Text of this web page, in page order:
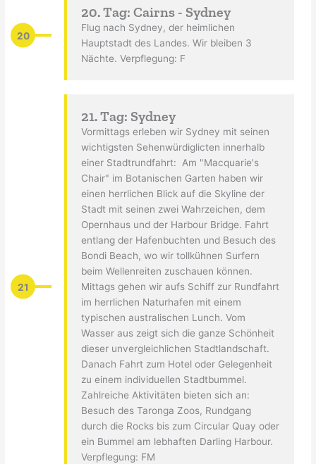
20
20. Tag: Cairns - Sydney
Flug nach Sydney, der heimlichen
Hauptstadt des Landes. Wir bleiben 3
Nächte. Verpflegung: F
21
21. Tag: Sydney
Vormittags erleben wir Sydney mit seinen
wichtigsten Sehenwürdiglicten innerhalb
einer Stadtrundfahrt: Am "Macquarie's
Chair" im Botanischen Garten haben wir
einen herrlichen Blick auf die Skyline der
Stadt mit seinen zwei Wahrzeichen, dem
Opernhaus und der Harbour Bridge. Fahrt
entlang der Hafenbuchten und Besuch des
Bondi Beach, wo wir tollkühnen Surfern
beim Wellenreiten zuschauen können.
Mittags gehen wir aufs Schiff zur Rundfahrt
im herrlichen Naturhafen mit einem
typischen australischen Lunch. Vom
Wasser aus zeigt sich die ganze Schönheit
dieser unvergleichlichen Stadtlandschaft.
Danach Fahrt zum Hotel oder Gelegenheit
zu einem individuellen Stadtbummel.
Zahlreiche Aktivitäten bieten sich an:
Besuch des Taronga Zoos, Rundgang
durch die Rocks bis zum Circular Quay oder
ein Bummel am lebhaften Darling Harbour.
Verpflegung: FM